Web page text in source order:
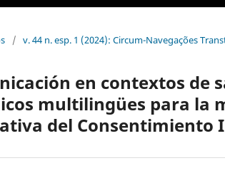
/ v. 44 n. esp. 1 (2024): Circum-Navegações
en contextos de
multilingües para la
del Consentimiento